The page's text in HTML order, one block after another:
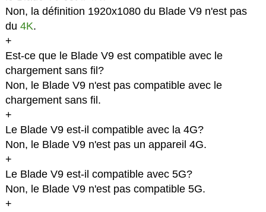
Non, la définition 1920x1080 du Blade V9 n'est pas
du 4K.
+
Est-ce que le Blade V9 est compatible avec le
chargement sans fil?
Non, le Blade V9 n'est pas compatible avec le
chargement sans fil.
+
Le Blade V9 est-il compatible avec la 4G?
Non, le Blade V9 n'est pas un appareil 4G.
+
Le Blade V9 est-il compatible avec 5G?
Non, le Blade V9 n'est pas compatible 5G.
+